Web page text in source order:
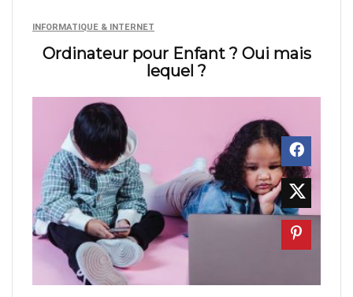
INFORMATIQUE & INTERNET
Ordinateur pour Enfant ? Oui mais
lequel ?